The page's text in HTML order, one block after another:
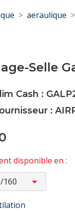
aeraulique
Selle
Cash :
:
disponible en :